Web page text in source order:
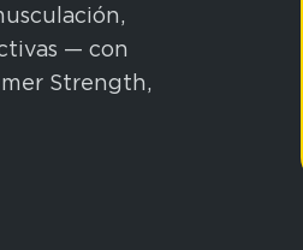
— con
Strength,